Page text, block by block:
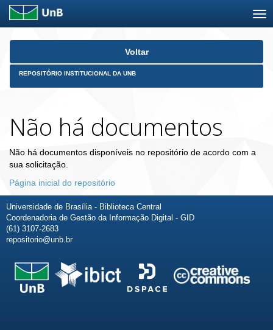
Skip
Voltar
REPOSITÓRIO INSTITUCIONAL DA UNB
Não há documentos
Não há documentos disponíveis no repositório de acordo com a
sua solicitação.
Página inicial do repositório
Universidade de Brasília - Biblioteca Central
Coordenadoria de Gestão da Informação Digital - GID
(61) 3107-2683
repositorio@unb.br